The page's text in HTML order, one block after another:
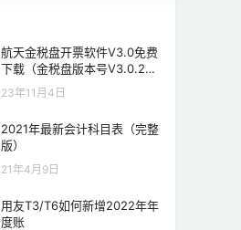
航天金税盘开票软件V3.0免费
下载（金税盘版本号V3.0.202
30531）
23年11月4日
2021年最新会计科目表（完整
版）
21年4月9日
用友T3/T6如何新增2022年年
度账